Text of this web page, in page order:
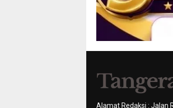
Alamat Redaksi : Jalan